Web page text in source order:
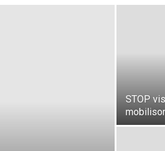
STOP